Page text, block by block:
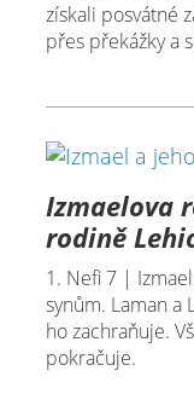
získali posvátné
přes překážky a
Izmaelova
rodině
1. Nefi 7 |
synům. Laman a
ho zachraňuje.
pokračuje.